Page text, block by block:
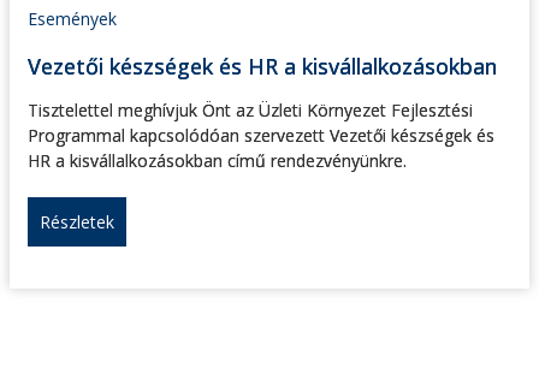
Események
Vezetői készségek és HR a kisvállalkozásokban
Tisztelettel meghívjuk Önt az Üzleti Környezet Fejlesztési
Programmal kapcsolódóan szervezett Vezetői készségek és
HR a kisvállalkozásokban című rendezvényünkre.
Részletek